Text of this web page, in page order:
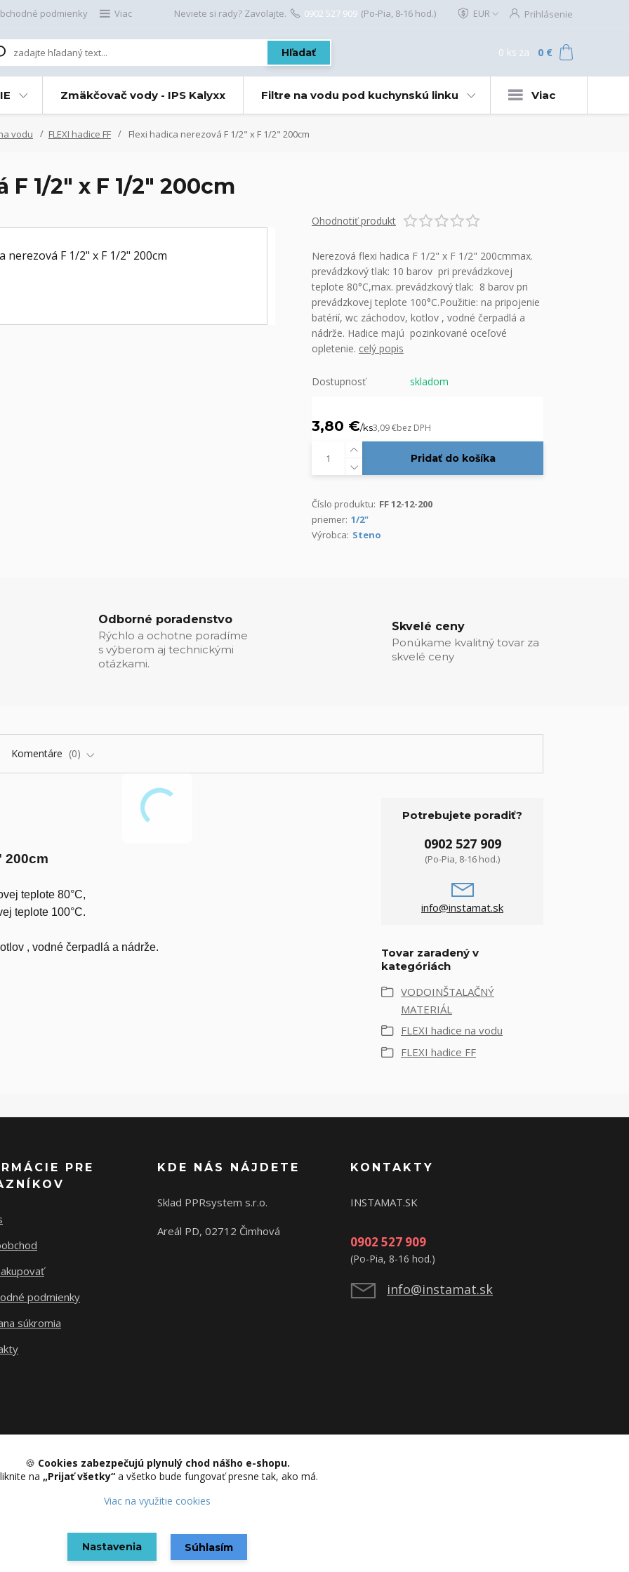
podmienky Viac EUR Prihlásenie
Hľadať
Neviete si rady? Zavolajte. 0902 527 909 (Po-Pia, 8-16 hod.)
0 ks za 0 €
Zmäkčovač vody - IPS Kalyxx Filtre na vodu pod kuchynskú linku Viac
vodu FLEXI hadice FF Flexi hadica nerezová F 1/2" x F 1/2" 200cm
1/2" x F 1/2" 200cm
Ohodnotiť produkt
Nerezová flexi hadica F 1/2" x F 1/2" 200cmmax.
prevádzkový tlak: 10 barov pri prevádzkovej
teplote 80°C,max. prevádzkový tlak: 8 barov pri
prevádzkovej teplote 100°C.Použitie: na pripojenie
batérií, wc záchodov, kotlov , vodné čerpadlá a
nádrže. Hadice majú pozinkované oceľové
opletenie. celý popis
Dostupnosť skladom
3,80 €/ks3,09 €bez DPH
Pridať do košíka
Číslo produktu: FF 12-12-200
priemer: 1/2"
Výrobca: Steno
Odborné poradenstvo
Rýchlo a ochotne poradíme
s výberom aj technickými
otázkami.
Skvelé ceny
Ponúkame kvalitný tovar za
skvelé ceny
Komentáre 0
200cm
teplote 80°C,
teplote 100°C.
, vodné čerpadlá a nádrže.
Potrebujete poradiť?
0902 527 909
(Po-Pia, 8-16 hod.)
info@instamat.sk
Tovar zaradený v
kategóriách
VODOINŠTALAČNÝ
MATERIÁL
FLEXI hadice na vodu
FLEXI hadice FF
PRE
podmienky
súkromia
KDE NÁS NÁJDETE
Sklad PPRsystem s.r.o.
Areál PD, 02712 Čimhová
KONTAKTY
INSTAMAT.SK
0902 527 909
(Po-Pia, 8-16 hod.)
info@instamat.sk
Upravit sběr cookies.
Vytvorené na Eshop-rychlo.sk
🍪 Cookies zabezpečujú plynulý chod nášho e-shopu.
na „Prijať všetky“ a všetko bude fungovať presne tak, ako má.
Viac na využitie cookies
Nastavenia Súhlasím